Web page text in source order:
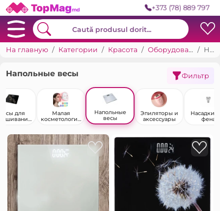
+373 (78) 889 797
На главную Категории Красота Оборудование и методы для косметических процедур Напольные весы
Напольные весы Фильтр
для
Малая
косметологич
Напольные
весы
Эпиляторы и
аксессуары
Насадки
фена